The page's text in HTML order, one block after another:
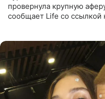
провернула крупную
сообщает Life со ссылкой